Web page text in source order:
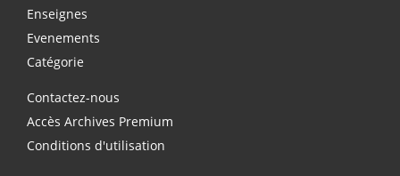
Enseignes
Evenements
Catégorie
Contactez-nous
Accès Archives Premium
Conditions d'utilisation